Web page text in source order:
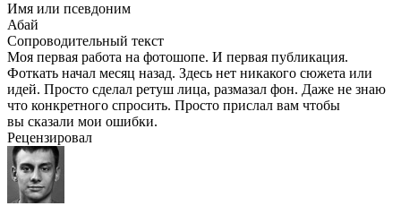
Имя или псевдоним
Абай
Сопроводительный текст
Моя первая работа на фотошопе. И первая публикация.
Фоткать начал месяц назад. Здесь нет никакого сюжета или
идей. Просто сделал ретуш лица, размазал фон. Даже не знаю
что конкретного спросить. Просто прислал вам чтобы
вы сказали мои ошибки.
Рецензировал